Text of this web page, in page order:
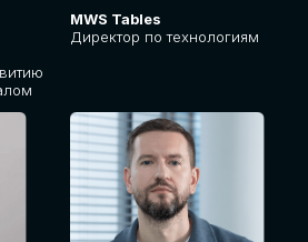
MWS Tables
Директор по технологиям